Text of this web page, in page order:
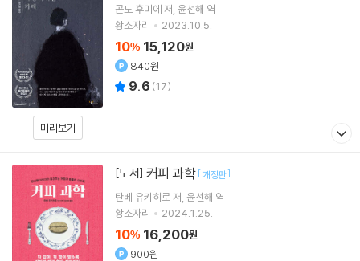
미리보기
곤도 후미에저 윤선해 역
황소자리
2023.10.5.
10% 15,120원
840원
9.6 (17)
[도서] 커피 과학 [개정판]
탄베 유키히로 저 윤선해 역
황소자리
2024.1.25.
10% 16,200원
900원